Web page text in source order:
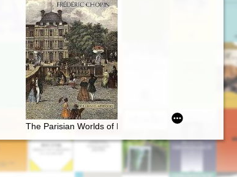
w Paryżu. Chopin et son peintre Teofil Kwiatkowski
Chopina, Sienkiewicza, Orzeszkowej, Reymonta,
The Parisian Worlds of Frédéric Chopin